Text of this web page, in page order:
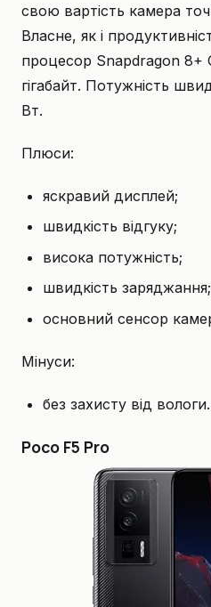
свою вартість камера
Власне, як і
процесор Snapdragon 8+
гігабайт. Потужність
Вт.
Плюси:
яскравий дисплей;
швидкість відгуку;
висока потужність;
швидкість заряджання;
основний сенсор
Мінуси:
без захисту від вологи.
Poco F5 Pro